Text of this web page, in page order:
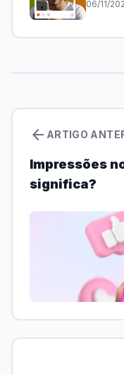
06/11/
arrow_back ARTIGO
Impressões
significa?